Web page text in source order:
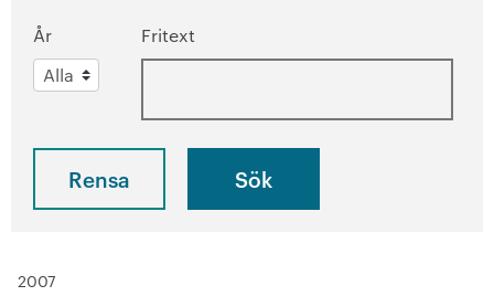
-
Motioner
Att skriva en motion
Motionshäften
På gång i föreningen
År Fritext
Rensa
2007